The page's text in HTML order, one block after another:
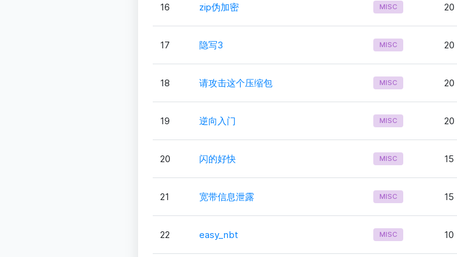
16 zip伪加密 MISC 20
17 隐写3 MISC 20
18 请攻击这个压缩包 MISC 20
19 逆向入门 MISC 20
20 闪的好快 MISC 15
21 宽带信息泄露 MISC 15
22 easy_nbt MISC 10